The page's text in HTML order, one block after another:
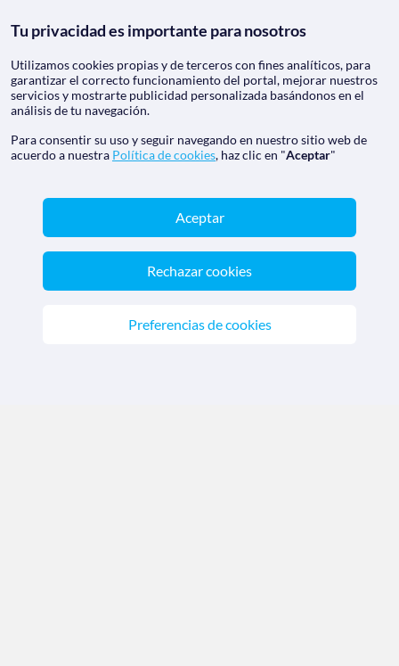
Contacto
Haz tu consulta
reservas@solocruceros.com
(+34) 650 717 810
España
900 494 213
(+34) 911 93 56 95
(+34) 933 90 31 65
Chile
(+56) 2 2897 3468
Tu privacidad es importante para nosotros
Utilizamos cookies propias y de terceros con fines analíticos, para
garantizar el correcto funcionamiento del portal, mejorar nuestros
servicios y mostrarte publicidad personalizada basándonos en el
análisis de tu navegación.
Para consentir su uso y seguir navegando en nuestro sitio web de
acuerdo a nuestra Política de cookies, haz clic en "Aceptar"
Aceptar
Rechazar cookies
Preferencias de cookies